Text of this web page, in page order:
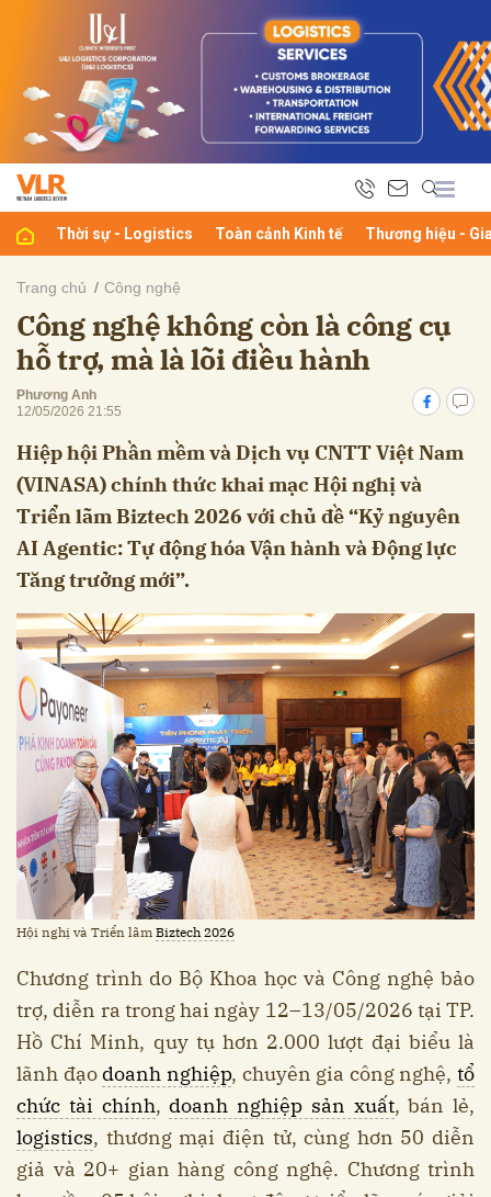
Thời sự - Logistics Toàn cảnh Kinh tế Thương hiệu -
Trang chủ Công nghệ
Công nghệ không còn là công cụ
hỗ trợ, mà là lõi điều hành
Phương Anh
12/05/2026 21:55
Hiệp hội Phần mềm và Dịch vụ CNTT Việt Nam
(VINASA) chính thức khai mạc Hội nghị và
Triển lãm Biztech 2026 với chủ đề “Kỷ nguyên
AI Agentic: Tự động hóa Vận hành và Động lực
Tăng trưởng mới”.
Hội nghị và Triển lãm Biztech 2026
Chương trình do Bộ Khoa học và Công nghệ bảo
trợ, diễn ra trong hai ngày 12–13/05/2026 tại TP.
Hồ Chí Minh, quy tụ hơn 2.000 lượt đại biểu là
lãnh đạo doanh nghiệp, chuyên gia công nghệ, tổ
chức tài chính, doanh nghiệp sản xuất, bán lẻ,
logistics, thương mại điện tử, cùng hơn 50 diễn
giả và 20+ gian hàng công nghệ. Chương trình
luận
Hủy